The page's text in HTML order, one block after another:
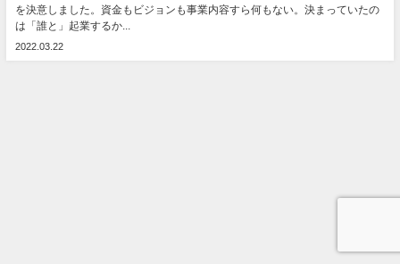
を決意しました。資金もビジョンも事業内容すら何もない。決まっていたの
は「誰と」起業するか...
2022.03.22